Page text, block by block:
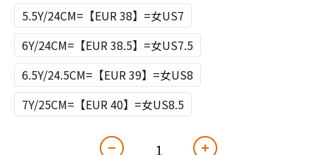
5.5Y/24CM=【EUR 38】=女US7
6Y/24CM=【EUR 38.5】=女US7.5
6.5Y/24.5CM=【EUR 39】=女US8
7Y/25CM=【EUR 40】=女US8.5